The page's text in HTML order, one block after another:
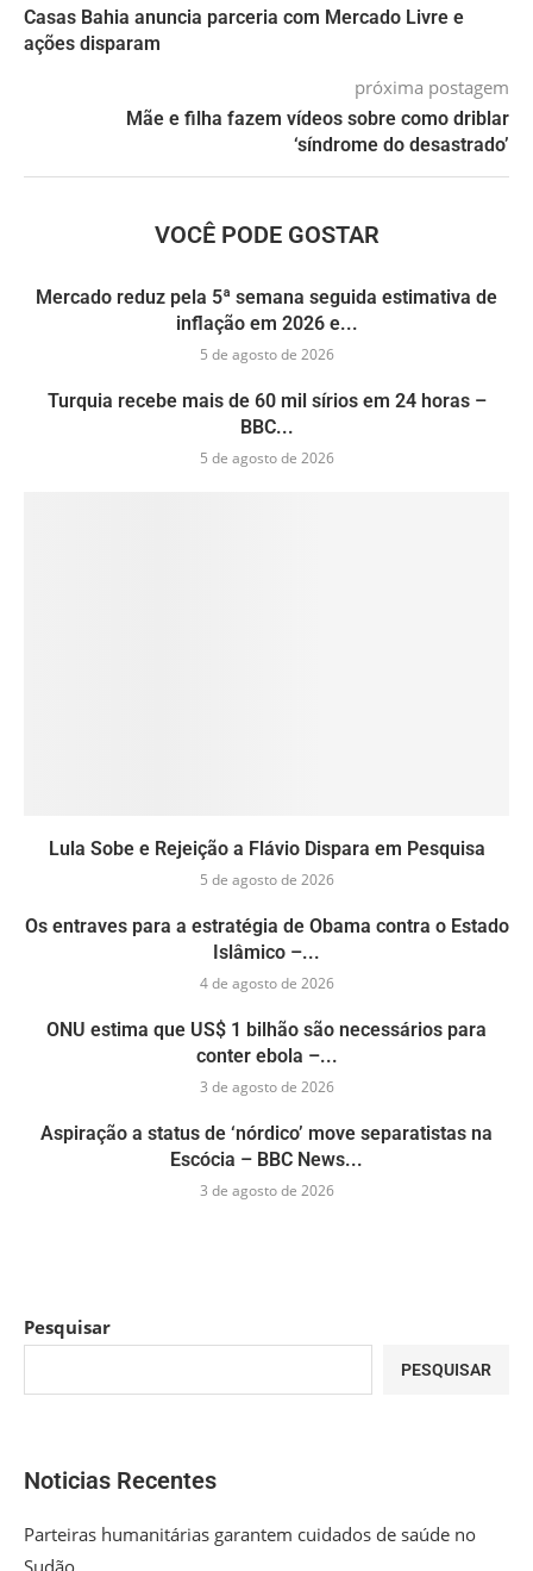
Casas Bahia anuncia parceria com Mercado Livre e
ações disparam
próxima postagem
Mãe e filha fazem vídeos sobre como driblar
‘síndrome do desastrado’
VOCÊ PODE GOSTAR
Mercado reduz pela 5ª semana seguida estimativa de
inflação em 2026 e...
5 de agosto de 2026
Turquia recebe mais de 60 mil sírios em 24 horas –
BBC...
5 de agosto de 2026
Lula Sobe e Rejeição a Flávio Dispara em Pesquisa
5 de agosto de 2026
Os entraves para a estratégia de Obama contra o Estado
Islâmico –...
4 de agosto de 2026
ONU estima que US$ 1 bilhão são necessários para
conter ebola –...
3 de agosto de 2026
Aspiração a status de ‘nórdico’ move separatistas na
Escócia – BBC News...
3 de agosto de 2026
Pesquisar
PESQUISAR
Noticias Recentes
Parteiras humanitárias garantem cuidados de saúde no